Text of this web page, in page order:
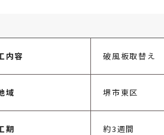
内容 破風板取替え
域 堺市東区
期 約3週間